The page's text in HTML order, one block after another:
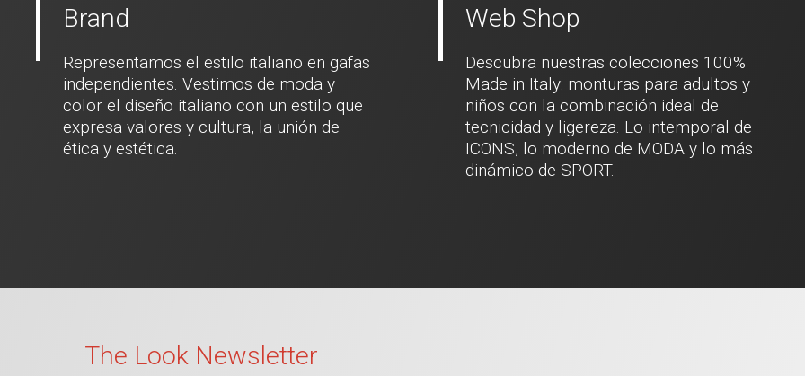
Brand
Representamos el estilo italiano en gafas
independientes. Vestimos de moda y
color el diseño italiano con un estilo que
expresa valores y cultura, la unión de
ética y estética.
Web Shop
Descubra nuestras colecciones 100%
Made in Italy: monturas para adultos y
niños con la combinación ideal de
tecnicidad y ligereza. Lo intemporal de
ICONS, lo moderno de MODA y lo más
dinámico de SPORT.
The Look Newsletter